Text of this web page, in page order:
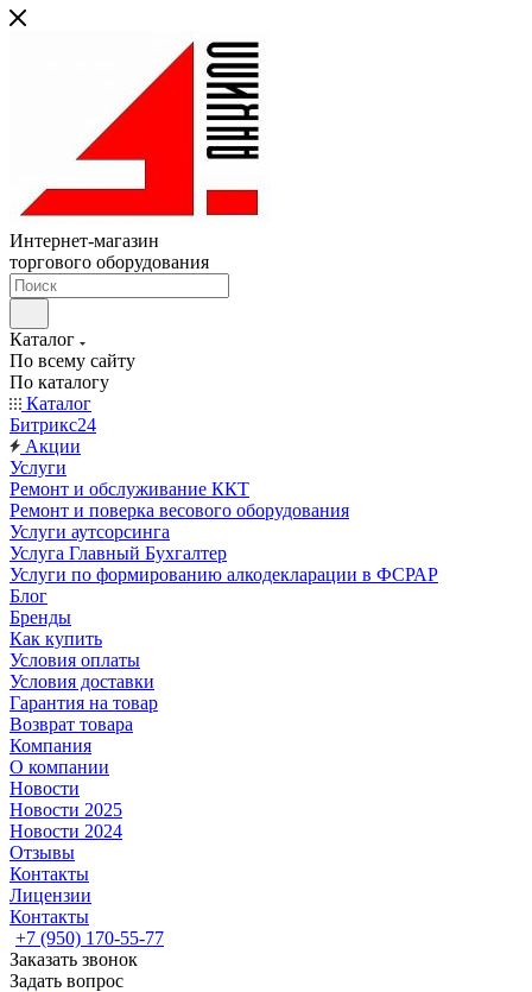
Интернет-магазин
торгового оборудования
Каталог
По всему сайту
По каталогу
Каталог
Битрикс24
Акции
Услуги
Ремонт и обслуживание ККТ
Ремонт и поверка весового оборудования
Услуги аутсорсинга
Услуга Главный Бухгалтер
Услуги по формированию алкодекларации в ФСРАР
Блог
Бренды
Как купить
Условия оплаты
Условия доставки
Гарантия на товар
Возврат товара
Компания
О компании
Новости
Новости 2025
Новости 2024
Отзывы
Контакты
Лицензии
Контакты
+7 (950) 170-55-77
Заказать звонок
Задать вопрос